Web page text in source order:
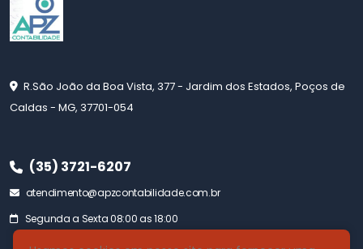
R.São João da Boa Vista, 377 - Jardim dos Estados, Poços de
Caldas - MG, 37701-054
(35) 3721-6207
atendimento@apzcontabilidade.com.br
Segunda a Sexta 08:00 as 18:00